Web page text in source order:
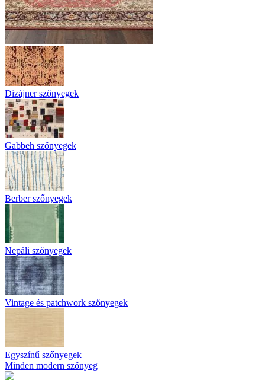
Dizájner szőnyegek
Gabbeh szőnyegek
Berber szőnyegek
Nepáli szőnyegek
Vintage és patchwork szőnyegek
Egyszínű szőnyegek
Minden modern szőnyeg